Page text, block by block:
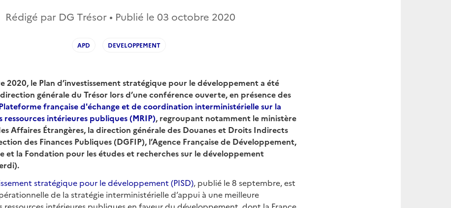
Rédigé par DG Trésor • Publié le 03 octobre 2020
APD DEVELOPPEMENT
2020, le Plan d’investissement stratégique pour le développement a été
générale du Trésor lors d’une conférence ouverte, en présence des
française d'échange et de coordination interministérielle sur la
ressources intérieures publiques (MRIP), regroupant notamment le ministère
Affaires Étrangères, la direction générale des Douanes et Droits Indirects
des Finances Publiques (DGFIP), l’Agence Française de Développement,
et la Fondation pour les études et recherches sur le développement
stratégique pour le développement (PISD), publié le 8 septembre, est
de la stratégie interministérielle d’appui à une meilleure